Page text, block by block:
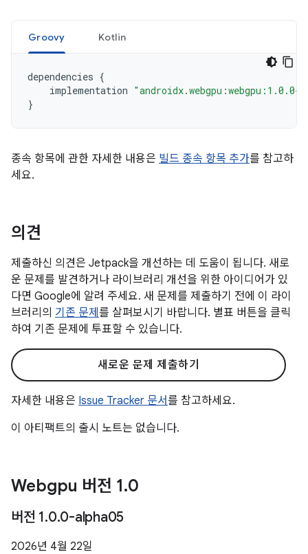
Groovy Kotlin
dependencies {
implementation "androidx.webgpu:webgpu:1.0.0-
}
종속 항목에 관한 자세한 내용은 빌드 종속 항목 추가를 참고하
세요.
의견
제출하신 의견은 Jetpack을 개선하는 데 도움이 됩니다. 새로
운 문제를 발견하거나 라이브러리 개선을 위한 아이디어가 있
다면 Google에 알려 주세요. 새 문제를 제출하기 전에 이 라이
브러리의 기존 문제 를 살펴보시기 바랍니다. 별표 버튼을 클릭
하여 기존 문제에 투표할 수 있습니다.
새로운 문제 제출하기
자세한 내용은 Issue Tracker 문서를 참고하세요.
이 아티팩트의 출시 노트는 없습니다.
Webgpu 버전 1.0
버전 1.0.0-alpha05
2026년 4월 22일